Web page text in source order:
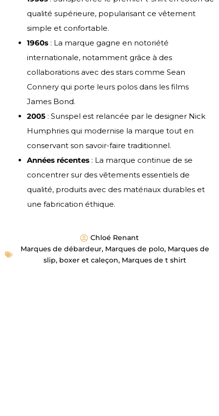
qualité supérieure, popularisant ce vêtement
simple et confortable.
1960s : La marque gagne en notoriété
internationale, notamment grâce à des
collaborations avec des stars comme Sean
Connery qui porte leurs polos dans les films
James Bond.
2005 : Sunspel est relancée par le designer Nick
Humphries qui modernise la marque tout en
conservant son savoir-faire traditionnel.
Années récentes : La marque continue de se
concentrer sur des vêtements essentiels de
qualité, produits avec des matériaux durables et
une fabrication éthique.
Chloé Renant
Marques de débardeur, Marques de polo, Marques de
slip, boxer et caleçon, Marques de t shirt